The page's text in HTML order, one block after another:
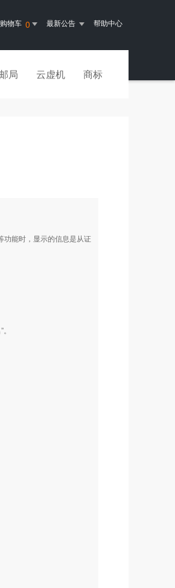
购物车 0 最新公告 帮助中心
邮局 云虚机 商标
功能时，显示的信息是从证